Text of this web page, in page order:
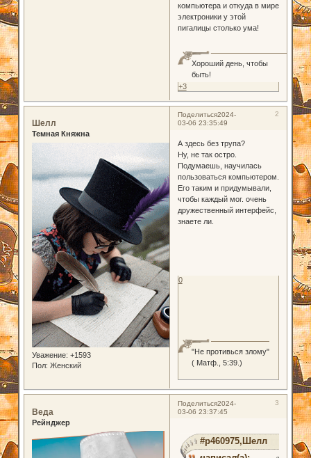
компьютера и откуда в мире
электроники у этой
пигалицы столько ума!
Хороший день, чтобы
быть!
+3
Поделиться 2
2024-
03-06 23:35:49
Шелл
Темная Княжна
Уважение: +1593
Пол: Женский
А здесь без трупа?
Ну, не так остро.
Подумаешь, научилась
пользоваться компьютером.
Его таким и придумывали,
чтобы каждый мог. очень
дружественный интерфейс,
знаете ли.
"Не противься злому"
( Матф., 5:39.)
0
Поделиться 3
2024-
03-06 23:37:45
Веда
Рейнджер
#p460975,Шелл